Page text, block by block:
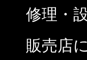
修理・
販売店